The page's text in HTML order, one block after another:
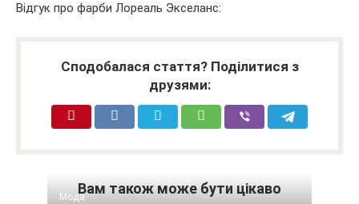
Відгук про фарби Лореаль Экселанс:
Сподобалася стаття? Поділитися з
друзями:
Вам також може бути цікаво
Мода